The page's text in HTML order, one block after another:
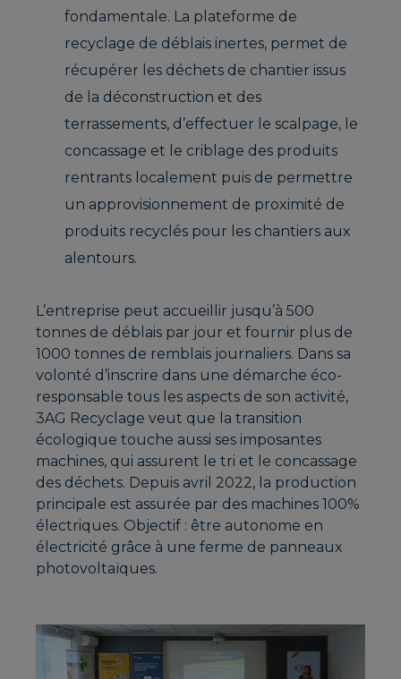
fondamentale. La plateforme de
recyclage de déblais inertes, permet de
récupérer les déchets de chantier issus
de la déconstruction et des
terrassements, d’effectuer le scalpage, le
concassage et le criblage des produits
rentrants localement puis de permettre
un approvisionnement de proximité de
produits recyclés pour les chantiers aux
alentours.
L’entreprise peut accueillir jusqu’à 500
tonnes de déblais par jour et fournir plus de
1000 tonnes de remblais journaliers. Dans sa
volonté d’inscrire dans une démarche éco-
responsable tous les aspects de son activité,
3AG Recyclage veut que la transition
écologique touche aussi ses imposantes
machines, qui assurent le tri et le concassage
des déchets. Depuis avril 2022, la production
principale est assurée par des machines 100%
électriques. Objectif : être autonome en
électricité grâce à une ferme de panneaux
photovoltaïques.